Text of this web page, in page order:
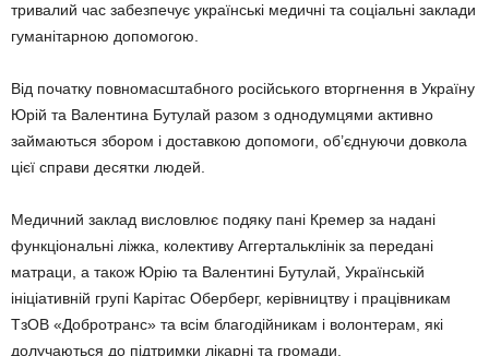
тривалий час забезпечує українські медичні та соціальні заклади
гуманітарною допомогою.
Від початку повномасштабного російського вторгнення в Україну
Юрій та Валентина Бутулай разом з однодумцями активно
займаються збором і доставкою допомоги, об’єднуючи довкола
цієї справи десятки людей.
Медичний заклад висловлює подяку пані Кремер за надані
функціональні ліжка, колективу Аггертальклінік за передані
матраци, а також Юрію та Валентині Бутулай, Українській
ініціативній групі Карітас Оберберг, керівництву і працівникам
ТзОВ «Добротранс» та всім благодійникам і волонтерам, які
долучаються до підтримки лікарні та громади.